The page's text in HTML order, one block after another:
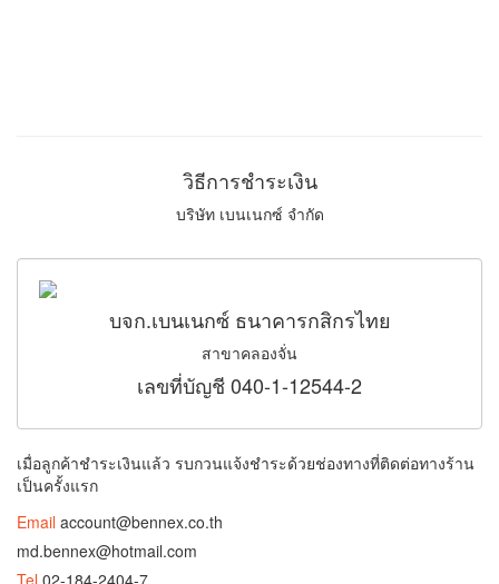
วิธีการชำระเงิน
บริษัท เบนเนกซ์ จำกัด
บจก.เบนเนกซ์ ธนาคารกสิกรไทย
สาขาคลองจั่น
เลขที่บัญชี 040-1-12544-2
เมื่อลูกค้าชำระเงินแล้ว รบกวนแจ้งชำระด้วยช่องทางที่ติดต่อทางร้าน
เป็นครั้งแรก
Email account@bennex.co.th
md.bennex@hotmail.com
Tel 02-184-2404-7